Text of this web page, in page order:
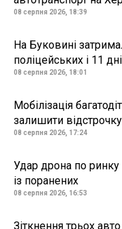
08 серпня 2026, 18:39
На Буковині
поліцейських і 11
08 серпня 2026, 18:01
Мобілізація
залишити відстрочку
08 серпня 2026, 17:24
Удар дрона по ринку
із поранених
08 серпня 2026, 16:53
Зіткнення трьох